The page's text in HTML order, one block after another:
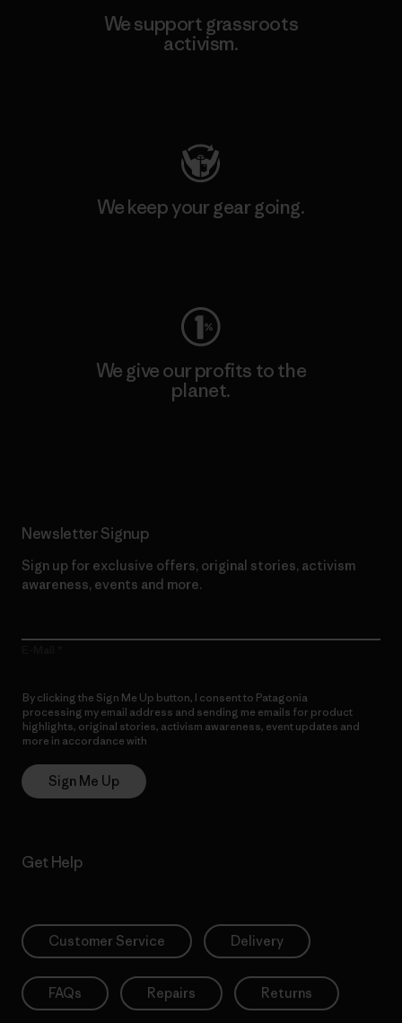
We support grassroots
activism.
We keep your gear going.
We give our profits to the
planet.
Newsletter Signup
Sign up for exclusive offers, original stories, activism
awareness, events and more.
By clicking the Sign Me Up button, I consent to Patagonia
processing my email address and sending me emails for product
highlights, original stories, activism awareness, event updates and
more in accordance with
Sign Me Up
Get Help
Customer Service Delivery
FAQs Repairs Returns